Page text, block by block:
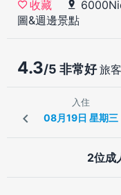
收藏
圖&週邊景點
4.3/5 非常好旅
入住
2位成